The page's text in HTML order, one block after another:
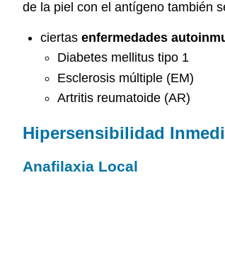
de la piel con el antígeno también
ciertas enfermedades
Diabetes mellitus tipo 1
Esclerosis múltiple (EM)
Artritis reumatoide (AR)
Hipersensibilidad
Anafilaxia Local